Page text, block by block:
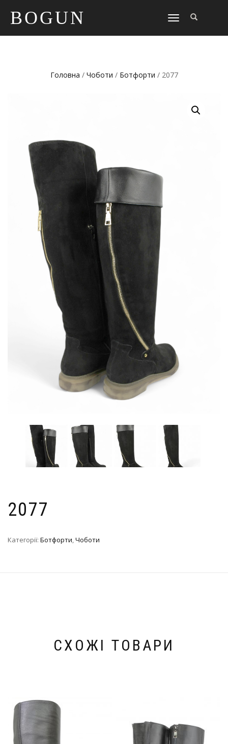
BOGUN
TOGGLE
Головна / Чоботи / Ботфорти / 2077
2077
Категорії: Ботфорти,Чоботи
СХОЖІ ТОВАРИ